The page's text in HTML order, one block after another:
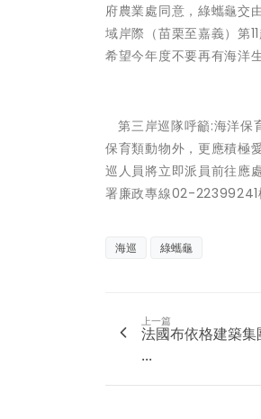
府農業處同意，綠蠵龜交
域岸際（苗栗至嘉義）第
希望今年度不要再有海洋
第三岸巡隊呼籲:海洋保
保育類動物外，更應積極
巡人員將立即派員前往應
署廉政專線02-22399241
海巡 綠蠵龜
上一篇
法國布依格建築
...